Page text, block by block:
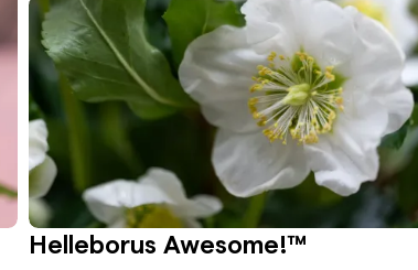
Helleborus Awesome!™